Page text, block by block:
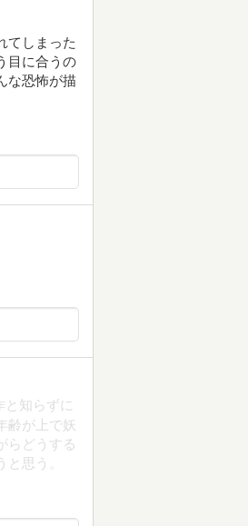
てしまった
目に合うの
な恐怖が描
と知らずに
齢が上で妖
らどうする
思う。